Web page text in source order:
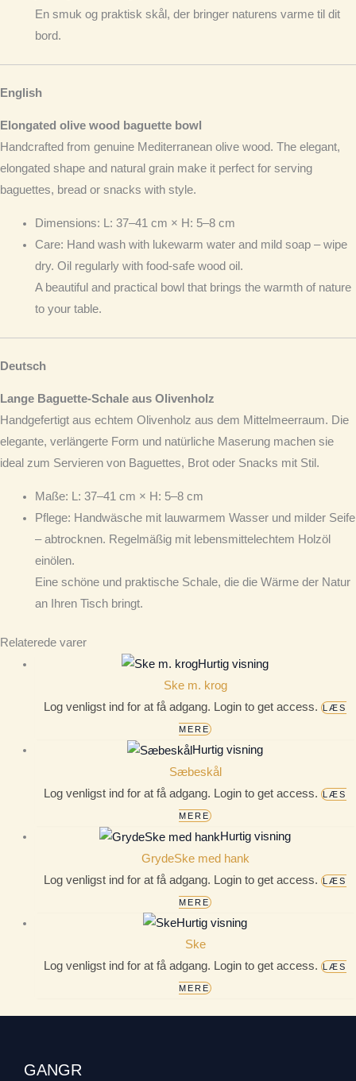
En smuk og praktisk skål, der bringer naturens varme til dit
bord.
English
Elongated olive wood baguette bowl
Handcrafted from genuine Mediterranean olive wood. The elegant,
elongated shape and natural grain make it perfect for serving
baguettes, bread or snacks with style.
Dimensions: L: 37–41 cm × H: 5–8 cm
Care: Hand wash with lukewarm water and mild soap – wipe
dry. Oil regularly with food-safe wood oil.
A beautiful and practical bowl that brings the warmth of nature
to your table.
Deutsch
Lange Baguette-Schale aus Olivenholz
Handgefertigt aus echtem Olivenholz aus dem Mittelmeerraum. Die
elegante, verlängerte Form und natürliche Maserung machen sie
ideal zum Servieren von Baguettes, Brot oder Snacks mit Stil.
Maße: L: 37–41 cm × H: 5–8 cm
Pflege: Handwäsche mit lauwarmem Wasser und milder Seife
– abtrocknen. Regelmäßig mit lebensmittelechtem Holzöl
einölen.
Eine schöne und praktische Schale, die die Wärme der Natur
an Ihren Tisch bringt.
Relaterede varer
Hurtig visning
Ske m. krog
Log venligst ind for at få adgang. Login to get access.
LÆS
MERE
Hurtig visning
Sæbeskål
Log venligst ind for at få adgang. Login to get access.
LÆS
MERE
Hurtig visning
GrydeSke med hank
Log venligst ind for at få adgang. Login to get access.
LÆS
MERE
Hurtig visning
Ske
Log venligst ind for at få adgang. Login to get access.
LÆS
MERE
GANGR